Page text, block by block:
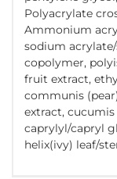
Polyacrylate
Ammonium
sodium
copolymer,
fruit extract,
communis
extract,
caprylyl/capryl
helix(ivy) leaf/